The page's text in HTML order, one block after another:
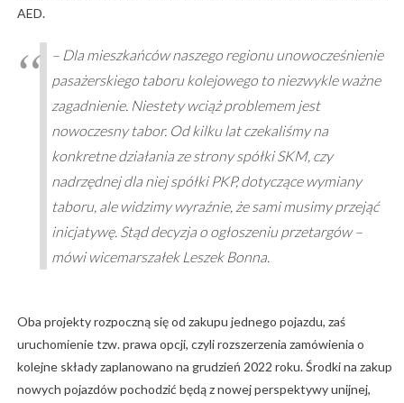
AED.
– Dla mieszkańców naszego regionu unowocześnienie
pasażerskiego taboru kolejowego to niezwykle ważne
zagadnienie. Niestety wciąż problemem jest
nowoczesny tabor. Od kilku lat czekaliśmy na
konkretne działania ze strony spółki SKM, czy
nadrzędnej dla niej spółki PKP, dotyczące wymiany
taboru, ale widzimy wyraźnie, że sami musimy przejąć
inicjatywę. Stąd decyzja o ogłoszeniu przetargów –
mówi wicemarszałek Leszek Bonna.
Oba projekty rozpoczną się od zakupu jednego pojazdu, zaś
uruchomienie tzw. prawa opcji, czyli rozszerzenia zamówienia o
kolejne składy zaplanowano na grudzień 2022 roku. Środki na zakup
nowych pojazdów pochodzić będą z nowej perspektywy unijnej,